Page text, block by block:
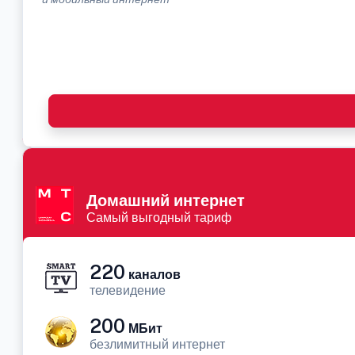
Домашний интернет
Самый выгодный тариф
220 каналов
телевидение
200 МБит
безлимитный интернет